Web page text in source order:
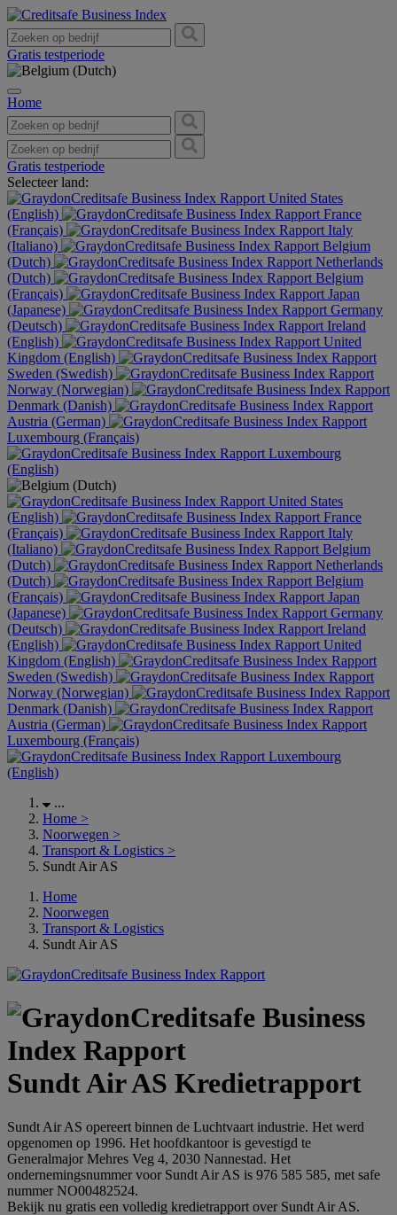
Gratis testperiode
Home
Gratis testperiode
Selecteer land:
United States
(English)
France
(Français)
Italy
(Italiano)
Belgium
(Dutch)
Netherlands
(Dutch)
Belgium
(Français)
Japan
(Japanese)
Germany
(Deutsch)
Ireland
(English)
United
Kingdom (English)
Sweden (Swedish)
Norway (Norwegian)
Denmark (Danish)
Austria (German)
Luxembourg (Français)
Luxembourg
(English)
United States
(English)
France
(Français)
Italy
(Italiano)
Belgium
(Dutch)
Netherlands
(Dutch)
Belgium
(Français)
Japan
(Japanese)
Germany
(Deutsch)
Ireland
(English)
United
Kingdom (English)
Sweden (Swedish)
Norway (Norwegian)
Denmark (Danish)
Austria (German)
Luxembourg (Français)
Luxembourg
(English)
...
Home >
Noorwegen >
Transport & Logistics >
Sundt Air AS
Home
Noorwegen
Transport & Logistics
Sundt Air AS
Sundt Air AS Kredietrapport
Sundt Air AS opereert binnen de Luchtvaart industrie. Het werd
opgenomen op 1996. Het hoofdkantoor is gevestigd te
Generalmajor Mehres Veg 4, 2030 Nannestad. Het
ondernemingsnummer voor Sundt Air AS is 976 585 585, met safe
nummer NO00482524.
Bekijk nu gratis een volledig kredietrapport over Sundt Air AS.